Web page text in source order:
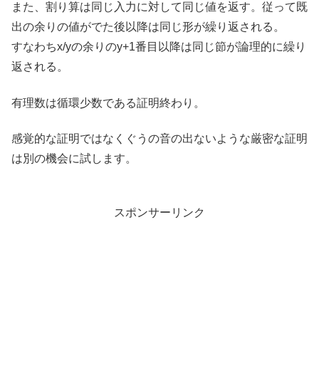
また、割り算は同じ入力に対して同じ値を返す。従って既
出の余りの値がでた後以降は同じ形が繰り返される。
すなわちx/yの余りのy+1番目以降は同じ節が論理的に繰り
返される。
有理数は循環少数である証明終わり。
感覚的な証明ではなくぐうの音の出ないような厳密な証明
は別の機会に試します。
スポンサーリンク